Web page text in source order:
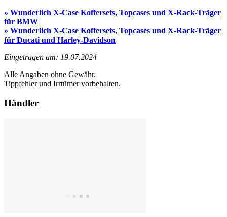
» Wunderlich X-Case Koffersets, Topcases und X-Rack-Träger
für BMW
» Wunderlich X-Case Koffersets, Topcases und X-Rack-Träger
für Ducati und Harley-Davidson
Eingetragen am: 19.07.2024
Alle Angaben ohne Gewähr.
Tippfehler und Irrtümer vorbehalten.
Händler